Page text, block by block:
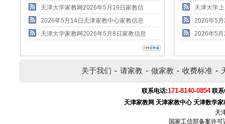
天津大学家教网2026年5月19日家教信
2026年5月14日天津家教中心家教信息
天津大学家教网2026年5月8日家教信息
天津大学
2026年5
2026年5
关于我们 - 请家教 - 做家教 - 收费标准 -
联系电话:171-8140-0854 联
天津家教网 天津家教中心 天津数学家
天
国家工信部备案许可